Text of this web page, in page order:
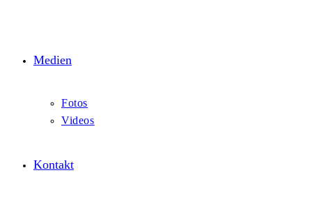
Medien
Fotos
Videos
Kontakt